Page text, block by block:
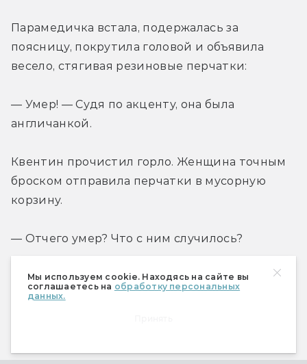
Мы используем cookie. Находясь на сайте вы
соглашаетесь на обработку персональных
данных.
Парамедичка встала, подержалась за
поясницу, покрутила головой и объявила
весело, стягивая резиновые перчатки:
— Умер! — Судя по акценту, она была
англичанкой.
Квентин прочистил горло. Женщина точным
броском отправила перчатки в мусорную
корзину.
— Отчего умер? Что с ним случилось?
— Кровоизлияние в мозг. Хорошая смерть,
быстрая. Похоже, он сильно пил. — Свое